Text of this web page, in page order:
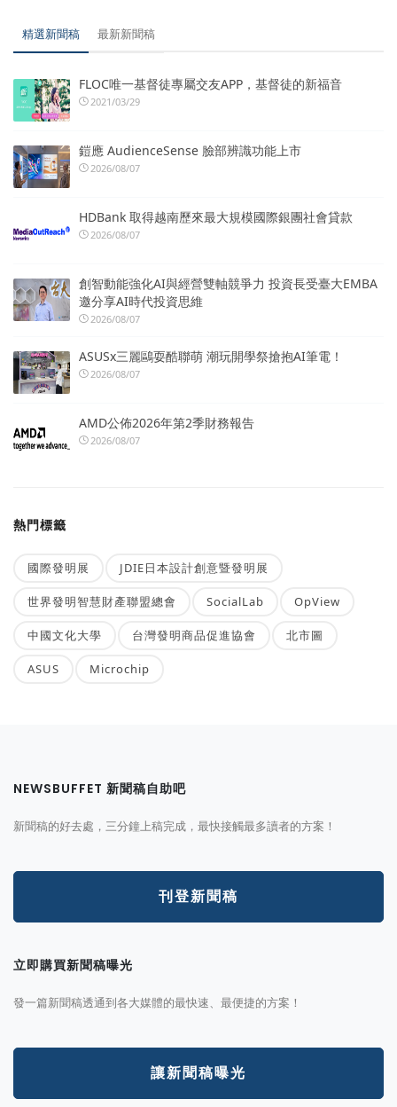
精選新聞稿 最新新聞稿
FLOC唯一基督徒專屬交友APP，基督徒的新福音
2021/03/29
鎧應 AudienceSense 臉部辨識功能上市
2026/08/07
HDBank 取得越南歷來最大規模國際銀團社會貸款
2026/08/07
創智動能強化AI與經營雙軸競爭力 投資長受臺大EMBA
邀分享AI時代投資思維
2026/08/07
ASUSx三麗鷗耍酷聯萌 潮玩開學祭搶抱AI筆電！
2026/08/07
AMD公佈2026年第2季財務報告
2026/08/07
熱門標籤
國際發明展 JDIE日本設計創意暨發明展
世界發明智慧財產聯盟總會 SocialLab OpView
中國文化大學 台灣發明商品促進協會 北市圖
ASUS Microchip
NEWSBUFFET 新聞稿自助吧
新聞稿的好去處，三分鐘上稿完成，最快接觸最多讀者的方案！
刊登新聞稿
立即購買新聞稿曝光
發一篇新聞稿透通到各大媒體的最快速、最便捷的方案！
讓新聞稿曝光